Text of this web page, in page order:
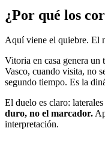
¿Por qué los
Aquí viene el quiebre. El
Vitoria en casa genera un
Vasco, cuando visita, no
segundo tiempo. Es la
El duelo es claro:
duro, no el marcador.
interpretación.